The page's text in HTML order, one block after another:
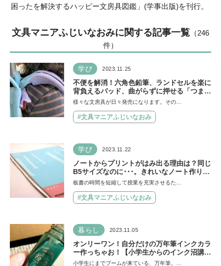
困ったを解決するハッピー文房具図鑑」(学事出版)を刊行。
文具マニアふじいなおみに関する記事一覧 （246
件）
学び 2023.11.25
不便を解消！六角色鉛筆、ランドセルを楽に
背負えるパッド、曲がらずに押せる「つまめ
るはんこ」【最新こども文具ニュース2023
様々な文房具が日々発売になります。その…
#文具マニアふじいなおみ
学び 2023.11.22
ノートからプリントがはみ出る理由は？同じ
B5サイズなのに･･･。きれいなノート作りに
使えるおすすめグッズ！
板書の時間を短縮して授業を充実させるた…
#文具マニアふじいなおみ
暮らし 2023.11.05
オンリーワン！自分だけの万年筆インクカラ
ー作っちゃお！【小学生からのインク沼講
座】
小学生にまでブームが来ている、万年筆。…